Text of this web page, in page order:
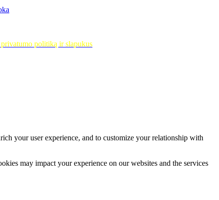
politiką ir slapukus
your user experience, and to customize your relationship with
may impact your experience on our websites and the services